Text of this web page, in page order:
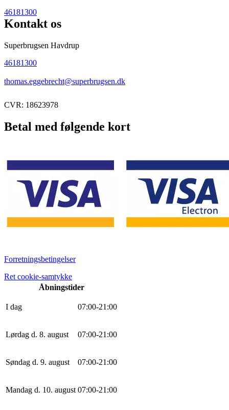
46181300
Kontakt os
Superbrugsen Havdrup
46181300
thomas.eggebrecht@superbrugsen.dk
CVR: 18623978
Betal med følgende kort
Forretningsbetingelser
Ret cookie-samtykke
Åbningstider
I dag 07:00-21 :00
Lørdag d. 8. august 07:00-21 :00
Søndag d. 9. august 07:00-21 :00
Mandag d. 10. august 07:00-21 :00